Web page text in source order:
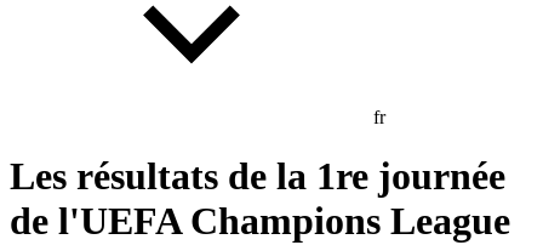
fr
Les résultats de la 1re journée
de l'UEFA Champions League